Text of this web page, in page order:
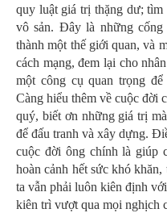
quy luật giá trị thặng dư;
vô sản. Đây là những
thành một thế giới quan, và
cách mạng, đem lại cho
một công cụ quan trọng
Càng hiểu thêm về cuộc đời
quý, biết ơn những giá trị
để đấu tranh và xây dựng.
cuộc đời ông chính là giúp
hoàn cảnh hết sức khó
ta vẫn phải luôn kiên định
kiên trì vượt qua mọi nghịch